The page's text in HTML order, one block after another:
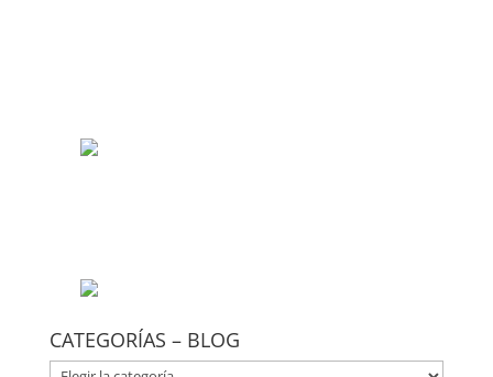
CATEGORÍAS – BLOG
CATEGORÍAS